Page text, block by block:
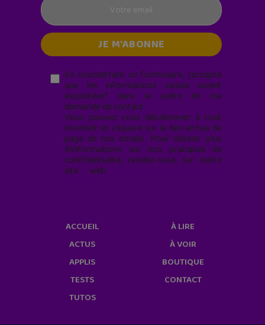
En soumettant ce formulaire, j’accepte
que les informations saisies soient
exploitées* dans le cadre de ma
demande de contact.
Vous pouvez vous désabonner à tout
moment en cliquant sur le lien en bas de
page de nos emails. Pour obtenir plus
d'informations sur nos pratiques de
confidentialité, rendez-vous sur notre
site web
ACCUEIL
ACTUS
APPLIS
TESTS
TUTOS
À LIRE
À VOIR
BOUTIQUE
CONTACT